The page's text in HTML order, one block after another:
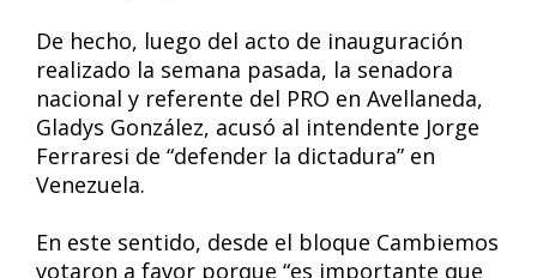
De hecho, luego del acto de inauguración
realizado la semana pasada, la senadora
nacional y referente del PRO en Avellaneda,
Gladys González, acusó al intendente Jorge
Ferraresi de “defender la dictadura” en
Venezuela.
En este sentido, desde el bloque Cambiemos
votaron a favor porque “es importante que